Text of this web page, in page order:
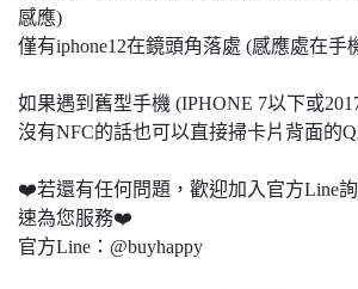
感應)
僅有iphone12在鏡頭角落處 (感應處在手
如果遇到舊型手機 (IPHONE 7以下或
沒有NFC的話也可以直接掃卡片背面的
❤️若還有任何問題，歡迎加入官方Line
速為您服務❤️
官方Line：@buyhappy